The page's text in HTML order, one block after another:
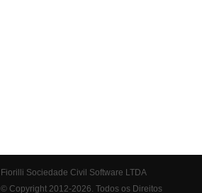
Fiorilli Sociedade Civil Software LTDA
© Copyright 2012-2026. Todos os Direitos